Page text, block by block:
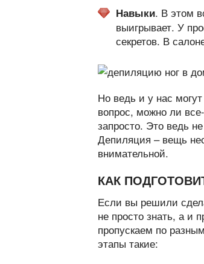
Навыки. В этом
выигрывает. У
секретов. В
Но ведь и у нас
вопрос, можно ли
запросто. Это ведь
Депиляция – вещь
внимательной.
КАК
Если вы решили
не просто знать, а и
пропускаем по
этапы такие: